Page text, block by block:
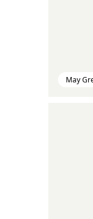
May